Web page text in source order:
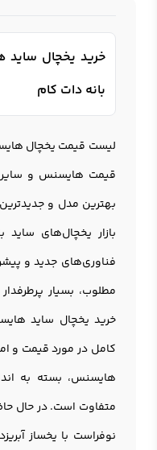
خرید یخچال
بانه دات کام
لیست قیمت یخچال
قیمت هایسنس و سایر
بازار یخچال‌های
فناوری‌های جدید و
مطلوب، بسیار
خرید یخچال ساید
کامل در مورد قیمت و
هایسنس، بسته به
نوفراست با یخساز